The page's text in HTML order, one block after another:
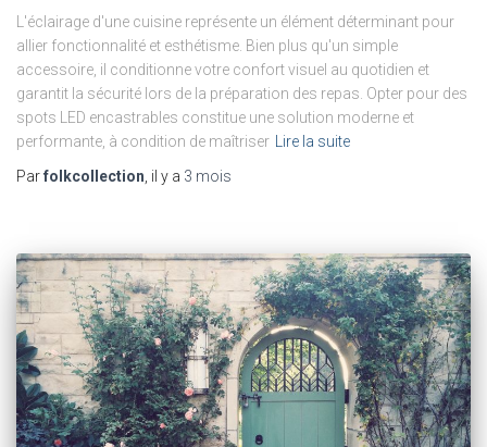
L'éclairage d'une cuisine représente un élément déterminant pour
allier fonctionnalité et esthétisme. Bien plus qu'un simple
accessoire, il conditionne votre confort visuel au quotidien et
garantit la sécurité lors de la préparation des repas. Opter pour des
spots LED encastrables constitue une solution moderne et
performante, à condition de maîtriser
Lire la suite
Parfolkcollection , il y a 3 mois